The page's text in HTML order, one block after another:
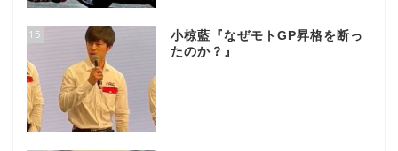
15
小椋藍『なぜモトGP昇格を断っ
たのか？』